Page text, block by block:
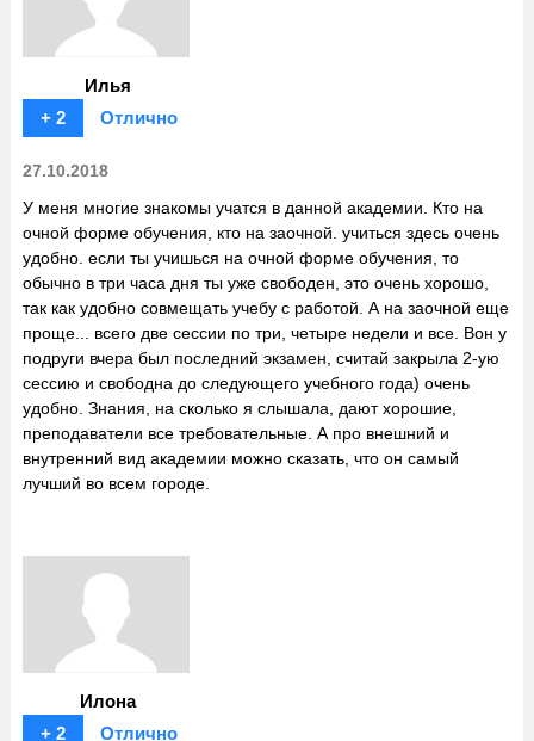
Илья
+ 2
Отлично
27.10.2018
У меня многие знакомы учатся в данной академии. Кто на
очной форме обучения, кто на заочной. учиться здесь очень
удобно. если ты учишься на очной форме обучения, то
обычно в три часа дня ты уже свободен, это очень хорошо,
так как удобно совмещать учебу с работой. А на заочной еще
проще... всего две сессии по три, четыре недели и все. Вон у
подруги вчера был последний экзамен, считай закрыла 2-ую
сессию и свободна до следующего учебного года) очень
удобно. Знания, на сколько я слышала, дают хорошие,
преподаватели все требовательные. А про внешний и
внутренний вид академии можно сказать, что он самый
лучший во всем городе.
Илона
+ 2
Отлично